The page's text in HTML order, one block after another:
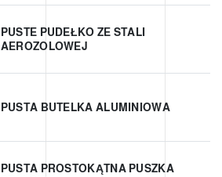
PUSTE PUDEŁKO ZE STALI
AEROZOLOWEJ
PUSTA BUTELKA ALUMINIOWA
PUSTA PROSTOKĄTNA PUSZKA